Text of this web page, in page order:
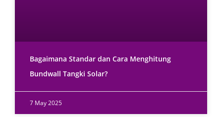
Bagaimana Standar dan Cara Menghitung
Bundwall Tangki Solar?
7 May 2025